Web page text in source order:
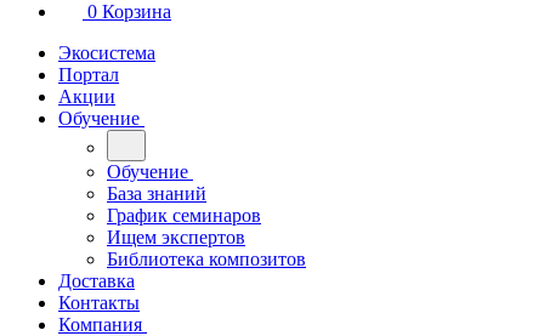
0 Корзина
Экосистема
Портал
Акции
Обучение
Обучение
База знаний
График семинаров
Ищем экспертов
Библиотека композитов
Доставка
Контакты
Компания